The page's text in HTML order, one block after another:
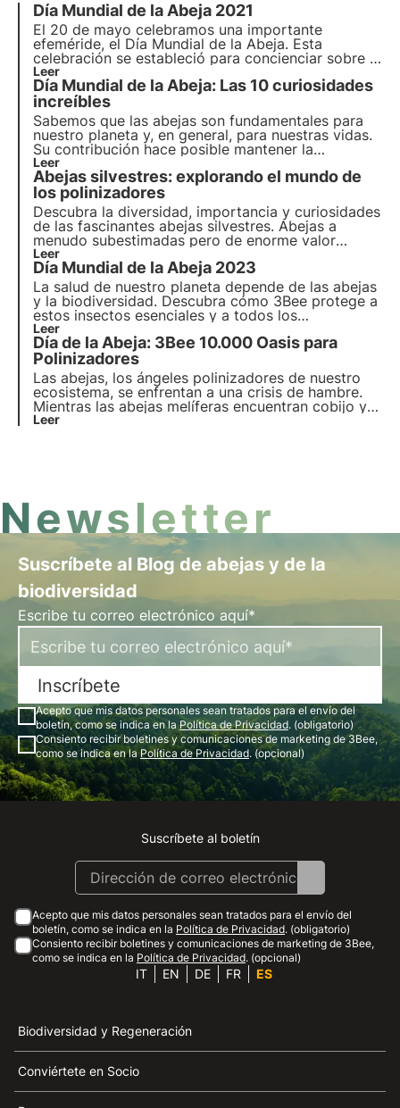
Día Mundial de la Abeja 2021
El 20 de mayo celebramos una importante
efeméride, el Día Mundial de la Abeja. Esta
celebración se estableció para concienciar sobre la
importancia de los polinizadores para nuestro
planeta y nuestras vidas y los peligros a los que se
enfrentan a diario.
Leer
Día Mundial de la Abeja: Las 10 curiosidades
increíbles
Sabemos que las abejas son fundamentales para
nuestro planeta y, en general, para nuestras vidas.
Su contribución hace posible mantener la
biodiversidad, los ecosistemas y, en nuestro caso,
tener en nuestras mesas muchos alimentos que de
otro modo no estarían disponibles.
Leer
Abejas silvestres: explorando el mundo de
los polinizadores
Descubra la diversidad, importancia y curiosidades
de las fascinantes abejas silvestres. Abejas a
menudo subestimadas pero de enorme valor
ecosistémico, gracias a ellas se poliniza de forma
natural el 80% de los cultivos.
Leer
Día Mundial de la Abeja 2023
La salud de nuestro planeta depende de las abejas
y la biodiversidad. Descubra cómo 3Bee protege a
estos insectos esenciales y a todos los
polinizadores en el Día Mundial de la Abeja 2023.
Leer
Día de la Abeja: 3Bee 10.000 Oasis para
Polinizadores
Las abejas, los ángeles polinizadores de nuestro
ecosistema, se enfrentan a una crisis de hambre.
Mientras las abejas melíferas encuentran cobijo y
cuidados en manos de los apicultores, las abejas
Leer
Newsletter
Suscríbete al Blog de abejas y de la
biodiversidad
Escribe tu correo electrónico aquí*
Inscríbete
Acepto que mis datos personales sean tratados para el envío del
boletín, como se indica en laPolítica de Privacidad. (obligatorio)
Consiento recibir boletines y comunicaciones de marketing de 3Bee,
como se indica en laPolítica de Privacidad. (opcional)
Instagram
Facebook
Linkedin
Youtube
Suscríbete al boletín
Acepto que mis datos personales sean tratados para el envío del
boletín, como se indica en la Política de Privacidad. (obligatorio)
Consiento recibir boletines y comunicaciones de marketing de 3Bee,
como se indica en la Política de Privacidad. (opcional)
IT EN DE FR ES
Biodiversidad y Regeneración
Conviértete en Socio